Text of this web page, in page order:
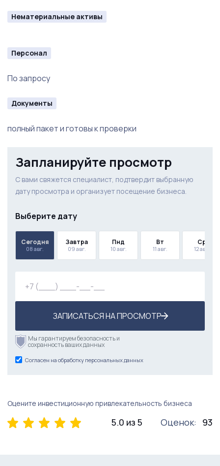
Нематериальные активы
Персонал
По запросу
Документы
полный пакет и готовы к проверки
Запланируйте просмотр
С вами свяжется специалист, подтвердит выбранную
дату просмотра и организует посещение бизнеса.
Выберите дату
Сегодня
08 авг.
Завтра
09 авг.
Пнд
10 авг.
Вт
11 авг.
Ср
12 авг.
ЗАПИСАТЬСЯ НА ПРОСМОТР
Мы гарантируем безопасность и
сохранность ваших данных
Согласен на обработку персональных данных
Оцените инвестиционную привлекательность бизнеса
5.0 из 5 Оценок: 93